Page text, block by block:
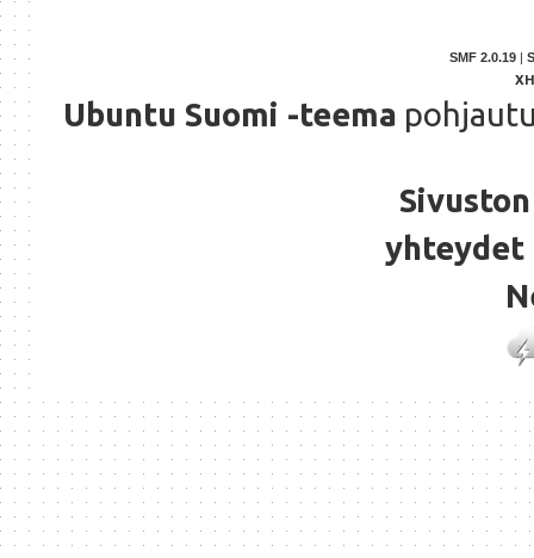
SMF 2.0.19 |
Ubuntu Suomi -teema
yhteydet